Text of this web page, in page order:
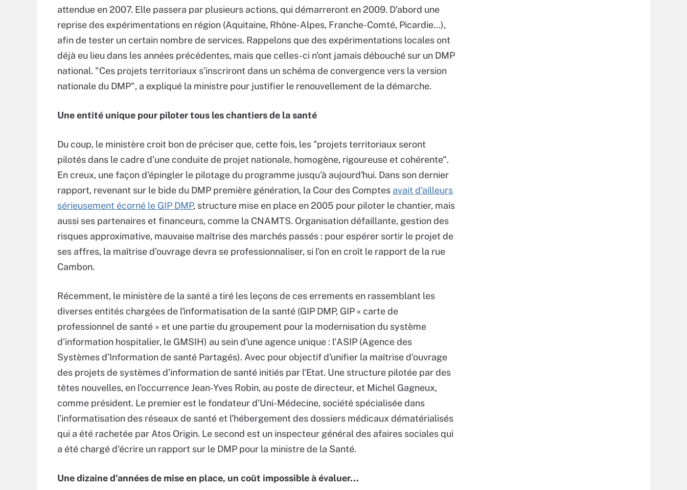
attendue en 2007. Elle passera par plusieurs actions, qui démarreront en 2009. D'abord une
reprise des expérimentations en région (Aquitaine, Rhône-Alpes, Franche-Comté, Picardie…),
afin de tester un certain nombre de services. Rappelons que des expérimentations locales ont
déjà eu lieu dans les années précédentes, mais que celles-ci n'ont jamais débouché sur un DMP
national. "Ces projets territoriaux s’inscriront dans un schéma de convergence vers la version
nationale du DMP", a expliqué la ministre pour justifier le renouvellement de la démarche.
Une entité unique pour piloter tous les chantiers de la santé
Du coup, le ministère croit bon de préciser que, cette fois, les "projets territoriaux seront
pilotés dans le cadre d’une conduite de projet nationale, homogène, rigoureuse et cohérente".
En creux, une façon d'épingler le pilotage du programme jusqu'à aujourd'hui. Dans son dernier
rapport, revenant sur le bide du DMP première génération, la Cour des Comptes avait d'ailleurs
sérieusement écorné le GIP DMP, structure mise en place en 2005 pour piloter le chantier, mais
aussi ses partenaires et financeurs, comme la CNAMTS. Organisation défaillante, gestion des
risques approximative, mauvaise maîtrise des marchés passés : pour espérer sortir le projet de
ses affres, la maîtrise d'ouvrage devra se professionnaliser, si l'on en croît le rapport de la rue
Cambon.
Récemment, le ministère de la santé a tiré les leçons de ces errements en rassemblant les
diverses entités chargées de l'informatisation de la santé (GIP DMP, GIP « carte de
professionnel de santé » et une partie du groupement pour la modernisation du système
d’information hospitalier, le GMSIH) au sein d'une agence unique : l'ASIP (Agence des
Systèmes d’Information de santé Partagés). Avec pour objectif d'unifier la maîtrise d'ouvrage
des projets de systèmes d’information de santé initiés par l'Etat. Une structure pilotée par des
têtes nouvelles, en l'occurrence Jean-Yves Robin, au poste de directeur, et Michel Gagneux,
comme président. Le premier est le fondateur d'Uni-Médecine, société spécialisée dans
l’informatisation des réseaux de santé et l’hébergement des dossiers médicaux dématérialisés
qui a été rachetée par Atos Origin. Le second est un inspecteur général des afaires sociales qui
a été chargé d'écrire un rapport sur le DMP pour la ministre de la Santé.
Une dizaine d'années de mise en place, un coût impossible à évaluer...